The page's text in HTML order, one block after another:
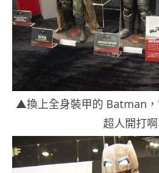
▲換上全身裝甲的 Batman
超人開打啊